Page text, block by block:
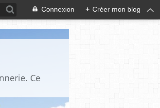
Connexion + Créer mon blog
Ce